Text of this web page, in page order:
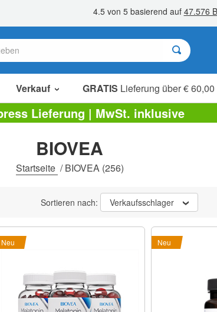
Verkauf GRATIS Lieferung über € 60,00
Sale Artikel
Sparpakete
Ausverkauf
Lieferung | MwSt. inklusive
BIOVEA
Startseite /BIOVEA(256)
Sortieren nach: Verkaufsschlager
Neu Neu